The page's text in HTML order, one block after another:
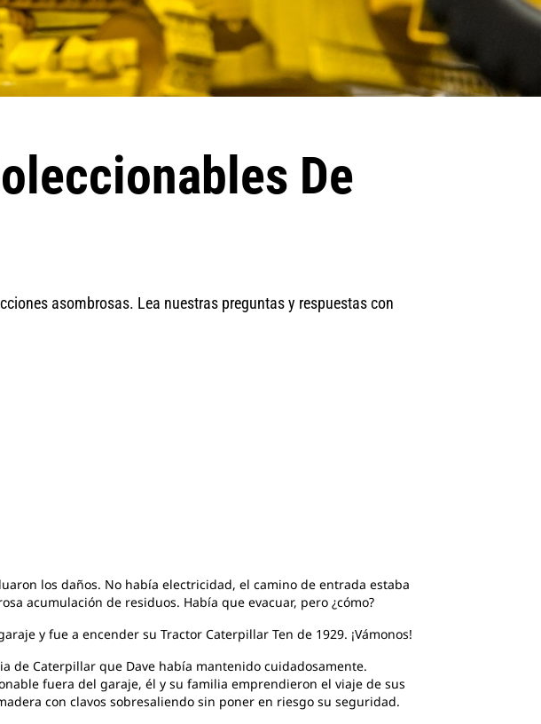
De
asombrosas. Lea nuestras preguntas y respuestas con
los daños. No había electricidad, el camino de entrada estaba
acumulación de residuos. Había que evacuar, pero ¿cómo?
y fue a encender su Tractor Caterpillar Ten de 1929. ¡Vámonos!
de Caterpillar que Dave había mantenido cuidadosamente.
fuera del garaje, él y su familia emprendieron el viaje de sus
con clavos sobresaliendo sin poner en riesgo su seguridad.